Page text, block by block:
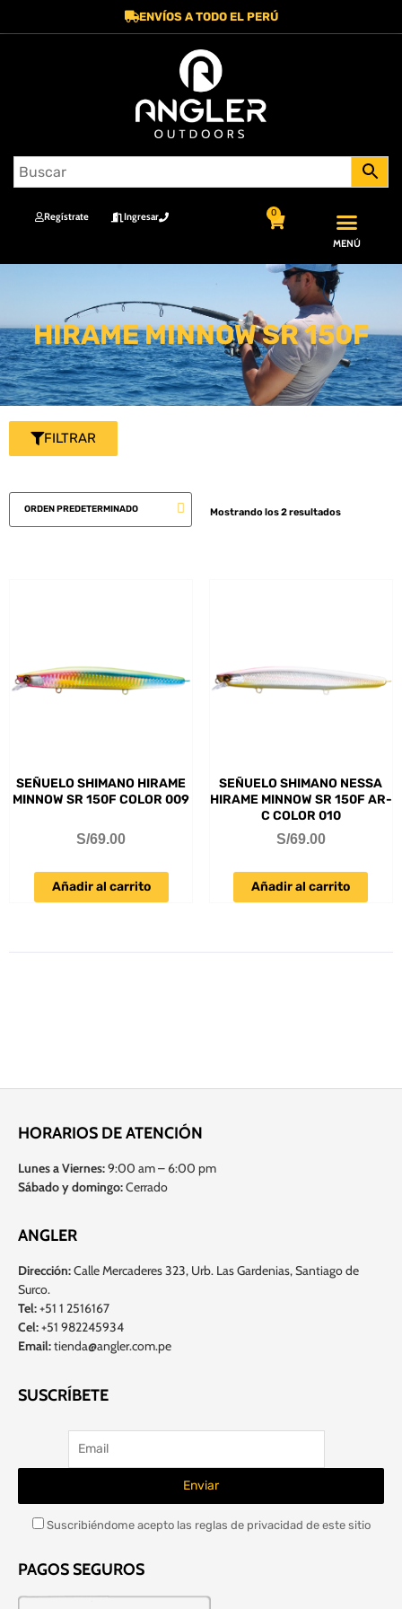
ENVÍOS A TODO EL PERÚ
Regístrate Ingresar 0
MENÚ
HIRAME MINNOW SR 150F
FILTRAR
Mostrando los 2 resultados
SEÑUELO SHIMANO HIRAME
MINNOW SR 150F COLOR 009
S/69.00
Añadir al carrito
SEÑUELO SHIMANO NESSA
HIRAME MINNOW SR 150F AR-
C COLOR 010
S/69.00
Añadir al carrito
HORARIOS DE ATENCIÓN
Lunes a Viernes:9:00 am – 6:00 pm
Sábado y domingo:Cerrado
ANGLER
Dirección:Calle Mercaderes 323, Urb. Las Gardenias, Santiago de
Surco.
Tel:+51 1 2516167
Cel:+51 982245934
Email:tienda@angler.com.pe
SUSCRÍBETE
Suscribiéndome acepto las reglas de privacidad de este sitio
PAGOS SEGUROS